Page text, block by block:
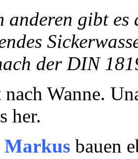
anderen gibt es
der DIN
Wanne.
her.
Markus bauen